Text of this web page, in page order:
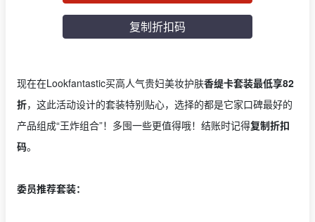
复制折扣码
现在在Lookfantastic买高人气贵妇美妆护肤香缇卡套装最低享82
折，这此活动设计的套装特别贴心，选择的都是它家口碑最好的
产品组成“王炸组合”！多囤一些更值得哦！结账时记得复制折扣
码。
委员推荐套装：